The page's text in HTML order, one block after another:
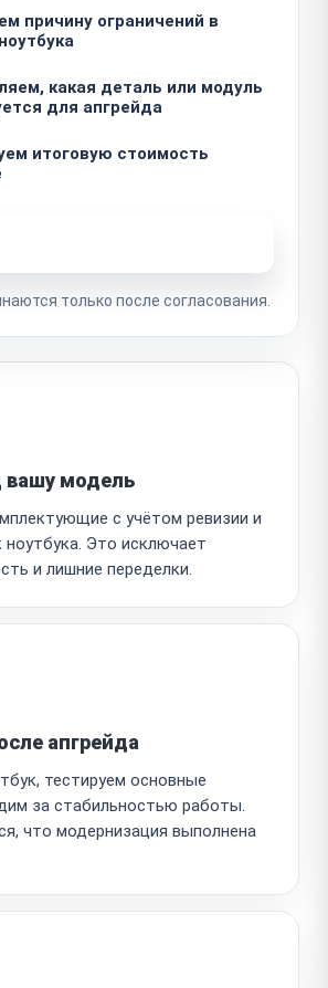
причину ограничений в
какая деталь или модуль
для апгрейда
итоговую стоимость
только после согласования.
вашу модель
с учётом ревизии и
ноутбука. Это исключает
и лишние переделки.
апгрейда
тестируем основные
за стабильностью работы.
что модернизация выполнена